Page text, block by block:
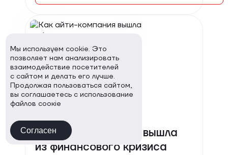
20.02.2026
Как айти-компания вышла
из финансового кризиса
Мы используем cookie. Это
позволяет нам анализировать
взаимодействие посетителей
с сайтом и делать его лучше.
Продолжая пользоваться сайтом,
вы соглашаетесь с использование
файлов соокіе
Согласен